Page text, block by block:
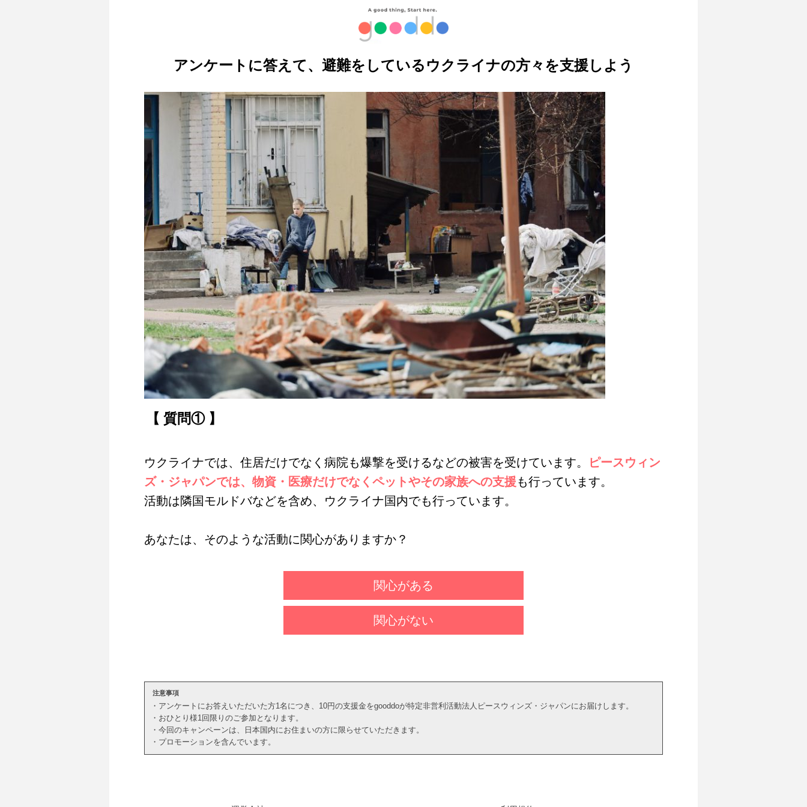
アンケートに答えて、避難をしているウクライナの方々を支援しよう
【 質問① 】
ウクライナでは、住居だけでなく病院も爆撃を受けるなどの被害を受けています。
ピースウィン
ズ・ジャパンでは、物資・医療だけでなくペットやその家族への支援も行っています。
活動は隣国モルドバなどを含め、ウクライナ国内でも行っています。
あなたは、そのような活動に関心がありますか？
関心がある
関心がない
注意事項
・アンケートにお答えいただいた方1名につき、10円の支援金をgooddoが特定非営利活動法人ピースウィンズ・ジャパンにお届けします。
・おひとり様1回限りのご参加となります。
・今回のキャンペーンは、日本国内にお住まいの方に限らせていただきます。
・プロモーションを含んでいます。